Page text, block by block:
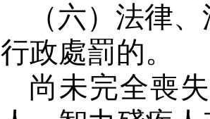
（六）法律
行政處罰的。
尚未完全喪